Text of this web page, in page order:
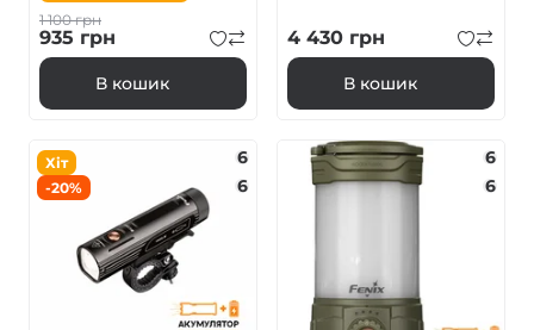
1 100грн
935 грн
В кошик
4 430 грн
В кошик
Хіт
-20%
6
6
6
6